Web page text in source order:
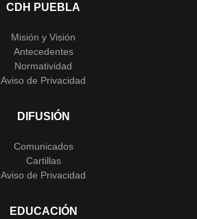
CDH PUEBLA
Misión y Visión
Antecedentes
Normatividad
Aviso de Privacidad
DIFUSIÓN
Comunicados
Cartillas
Aviso de Privacidad
EDUCACIÓN